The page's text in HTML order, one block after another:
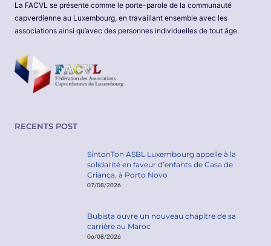
La FACVL se présente comme le porte-parole de la communauté
capverdienne au Luxembourg, en travaillant ensemble avec les
associations ainsi qu’avec des personnes individuelles de tout âge.
RECENTS POST
SintonTon ASBL Luxembourg appelle à la
solidarité en faveur d’enfants de Casa de
Criança, à Porto Novo
07/08/2026
Bubista ouvre un nouveau chapitre de sa
carrière au Maroc
06/08/2026